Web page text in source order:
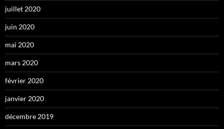
juillet 2020
juin 2020
mai 2020
mars 2020
février 2020
janvier 2020
décembre 2019